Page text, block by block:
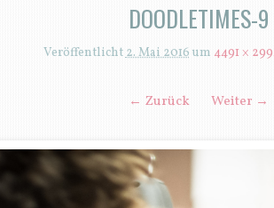
DOODLETIMES-9
Veröffentlicht2. Mai 2016 um 4491 ×
← Zurück Weiter →